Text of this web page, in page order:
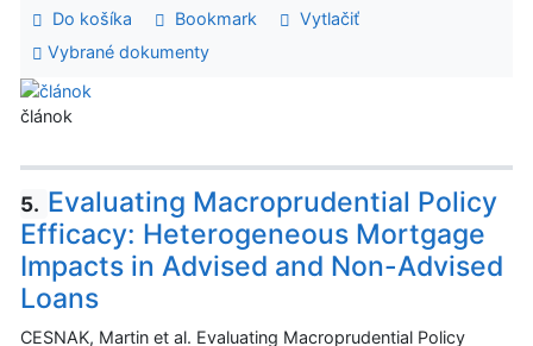
Do košíka Bookmark
Vytlačiť
Vybrané dokumenty
článok
5. Evaluating Macroprudential Policy
Efficacy: Heterogeneous Mortgage
Impacts in Advised and Non-Advised
Loans
CESNAK, Martin et al. Evaluating Macroprudential Policy